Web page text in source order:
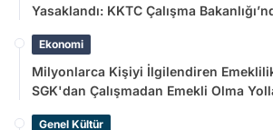
Yasaklandı: KKTC Çalışma
Ekonomi
Milyonlarca Kişiyi İlgilendiren
SGK'dan Çalışmadan Emekli Olma
Genel Kültür